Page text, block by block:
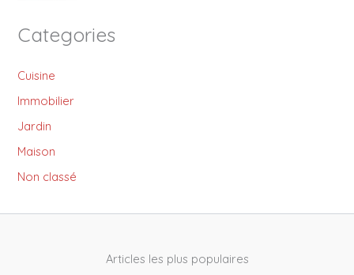
Categories
Cuisine
Immobilier
Jardin
Maison
Non classé
Articles les plus populaires